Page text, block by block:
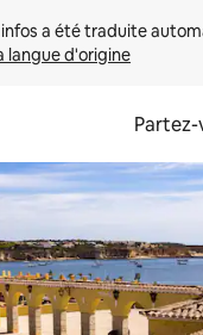
langue d'origine
Partez-